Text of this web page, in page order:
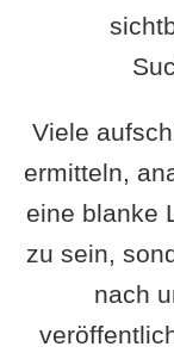
Viele
ermitteln,
eine blanke
zu sein,
nach